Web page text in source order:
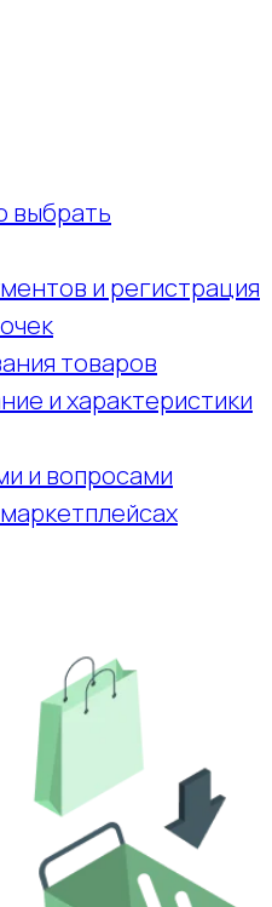
выбрать
и регистрация
товаров
и характеристики
и вопросами